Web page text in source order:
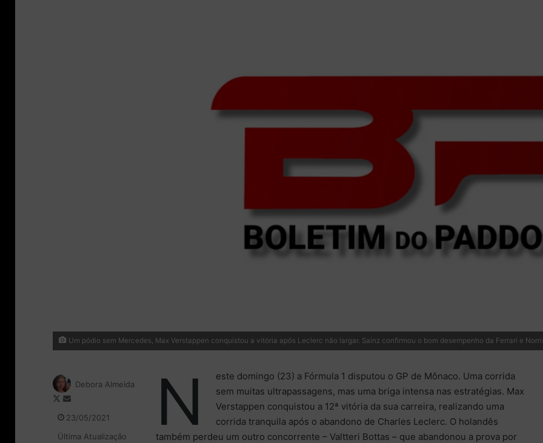
Um pódio sem Mercedes, Max Verstappen conquistou a vitória após Leclerc não largar. Sainz confirmou o bom desempenho da Ferrari e
N
este domingo (23) a Fórmula 1 disputou o GP de Mônaco. Uma corrida
sem muitas ultrapassagens, mas uma briga intensa nas estratégias. Max
Verstappen conquistou a 12ª vitória da sua carreira, realizando uma
corrida tranquila após o abandono de Charles Leclerc. O holandês
também perdeu um outro concorrente – Valtteri Bottas – que abandonou a prova por
Debora Almeida
F
l
d
23/05/2021
Última Atualização